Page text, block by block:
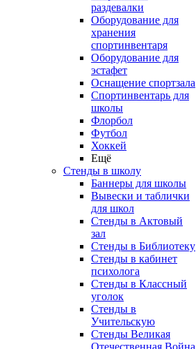
раздевалки
Оборудование для
хранения
спортинвентаря
Оборудование для
эстафет
Оснащение спортзала
Спортинвентарь для
школы
Флорбол
Футбол
Хоккей
Ещё
Стенды в школу
Баннеры для школы
Вывески и таблички
для школ
Стенды в Актовый
зал
Стенды в Библиотеку
Стенды в кабинет
психолога
Стенды в Классный
уголок
Стенды в
Учительскую
Стенды Великая
Отечественная Война